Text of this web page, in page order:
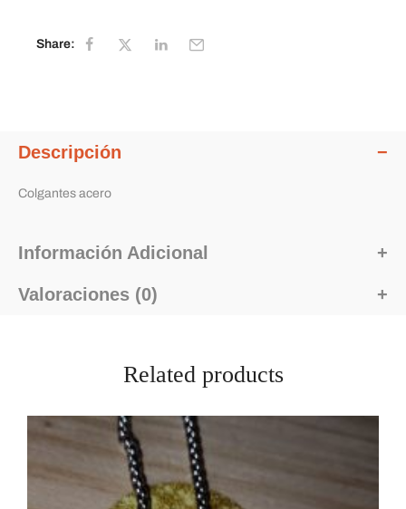
Share:
Descripción
Colgantes acero
Información Adicional
Valoraciones (0)
Related products